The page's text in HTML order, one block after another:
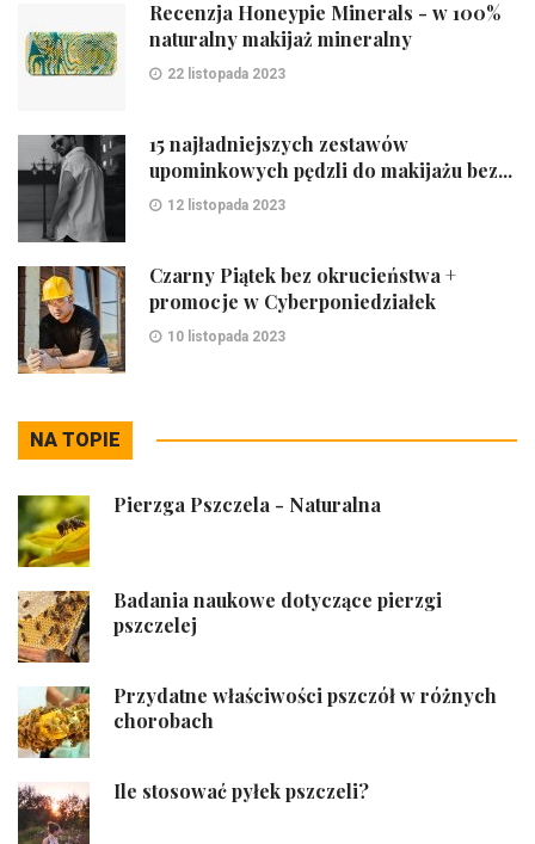
Recenzja Honeypie Minerals - w 100%
naturalny makijaż mineralny
22 listopada 2023
15 najładniejszych zestawów
upominkowych pędzli do makijażu bez...
12 listopada 2023
Czarny Piątek bez okrucieństwa +
promocje w Cyberponiedziałek
10 listopada 2023
NA TOPIE
Pierzga Pszczela - Naturalna
Badania naukowe dotyczące pierzgi
pszczelej
Przydatne właściwości pszczół w różnych
chorobach
Ile stosować pyłek pszczeli?